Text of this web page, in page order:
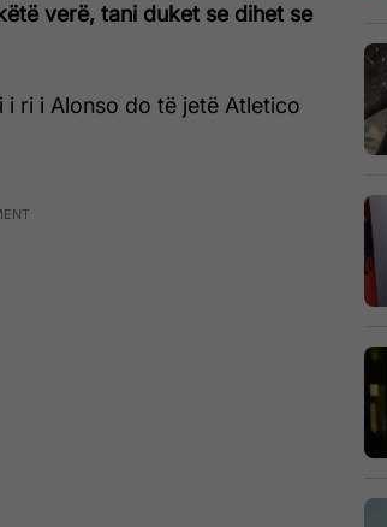
verë, tani duket se dihet se
i ri i Alonso do të jetë Atletico